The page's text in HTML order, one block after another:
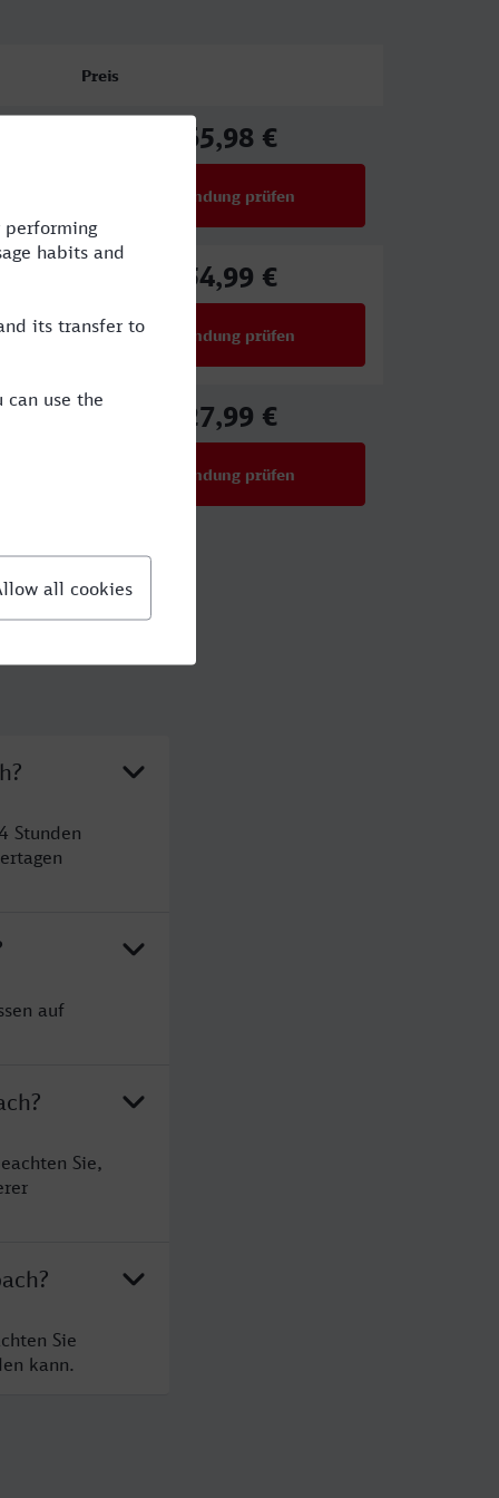
Preis
65,98 €
Verbindung prüfen
54,99 €
Verbindung prüfen
27,99 €
Verbindung prüfen
Stunden
auf
Sie,
Sie
kann.